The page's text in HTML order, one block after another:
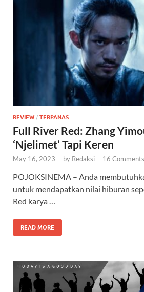
REVIEW / TERPANAS
Full River Red: Zhang
‘Njelimet’ Tapi Keren
May 16, 2023 - by Redaksi - 16
POJOKSINEMA – Anda
untuk mendapatkan nilai hiburan
Red karya …
READ MORE